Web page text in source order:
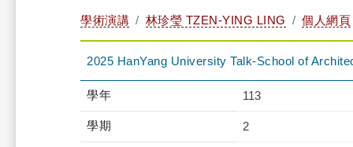
學術演講 林珍瑩 TZEN-YING LING 個人網頁
2025 HanYang University Talk-School of
學年 113
學期 2